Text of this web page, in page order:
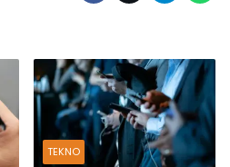
TEKNO